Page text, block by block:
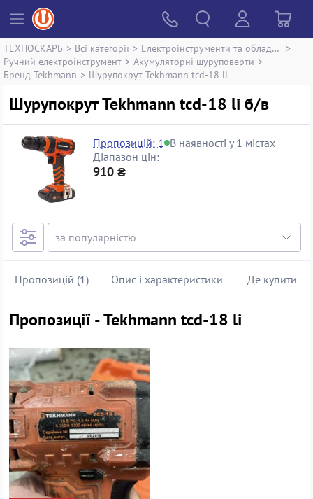
ТЕХНОСКАРБ > Всі категорії > Електроінструменти та обладнання >
Ручний електроінструмент > Акумуляторні шуруповерти >
Бренд Tekhmann > Шурупокрут Tekhmann tcd-18 li
Шурупокрут Tekhmann tcd-18 li б/в
Пропозицій: 1 В наявності у 1 містах
Діапазон цін:
910 ₴
Пропозицій (1) Опис і характеристики Де купити
Пропозиції - Tekhmann tcd-18 li